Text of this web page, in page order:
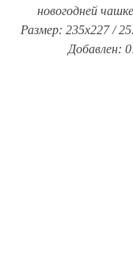
новогодней
Размер: 235x227 /
Добавлен: